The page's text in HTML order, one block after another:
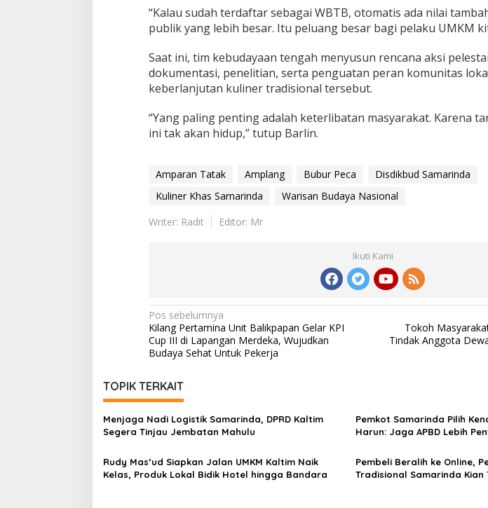
“Kalau sudah terdaftar sebagai WBTB, otomatis ada nilai
publik yang lebih besar. Itu peluang besar bagi pelaku UMKM
Saat ini, tim kebudayaan tengah menyusun rencana aksi
dokumentasi, penelitian, serta penguatan peran komunitas
keberlanjutan kuliner tradisional tersebut.
“Yang paling penting adalah keterlibatan masyarakat. Karena
ini tak akan hidup,” tutup Barlin.
Amparan Tatak Amplang Bubur Peca
Disdikbud Samarinda
Kuliner Khas Samarinda
Warisan Budaya Nasional
Writer: Radit
Editor: Mr
Ikuti Kami
Navigasi
pos
Pos sebelumnya
Kilang Pertamina Unit Balikpapan Gelar KPI
Cup III di Lapangan Merdeka, Wujudkan
Budaya Sehat Untuk Pekerja
Tokoh
Tindak Anggota
TOPIK TERKAIT
Menjaga Nadi Logistik Samarinda, DPRD Kaltim
Segera Tinjau Jembatan Mahulu
Pemkot Samarinda Pilih
Harun: Jaga APBD Lebih
Rudy Mas’ud Siapkan Jalan UMKM Kaltim Naik
Kelas, Produk Lokal Bidik Hotel hingga Bandara
Pembeli Beralih ke Online,
Tradisional Samarinda Kian